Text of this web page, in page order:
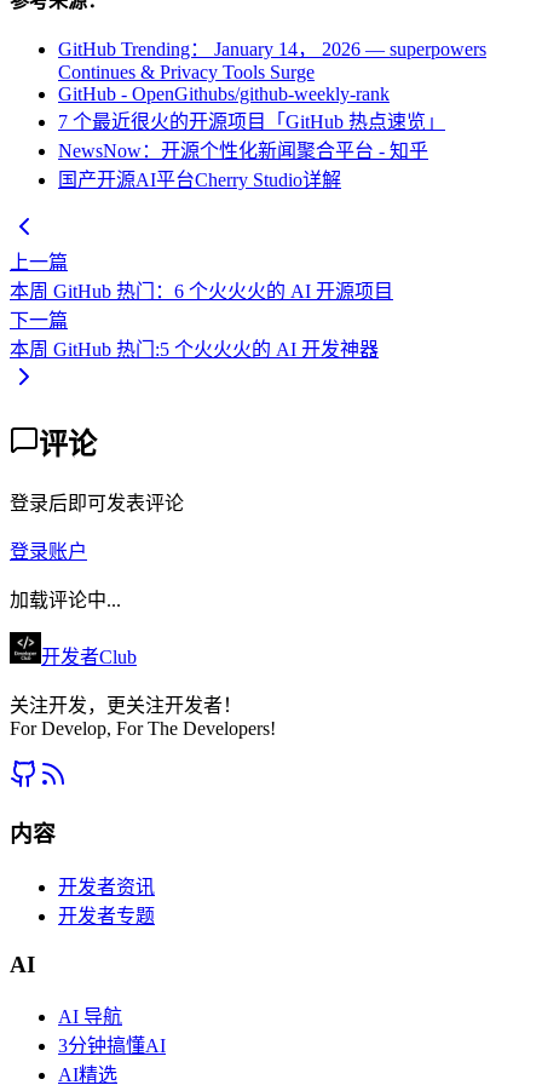
GitHub Trending： January 14， 2026 — superpowers
Continues & Privacy Tools Surge
GitHub - OpenGithubs/github-weekly-rank
7 个最近很火的开源项目「GitHub 热点速览」
NewsNow：开源个性化新闻聚合平台 - 知乎
国产开源AI平台Cherry Studio详解
上一篇
本周 GitHub 热门：6 个火火火的 AI 开源项目
下一篇
本周 GitHub 热门:5 个火火火的 AI 开发神器
评论
登录后即可发表评论
登录账户
加载评论中...
开发者Club
关注开发，更关注开发者！
For Develop, For The Developers!
内容
开发者资讯
开发者专题
AI
AI 导航
3分钟搞懂AI
AI精选